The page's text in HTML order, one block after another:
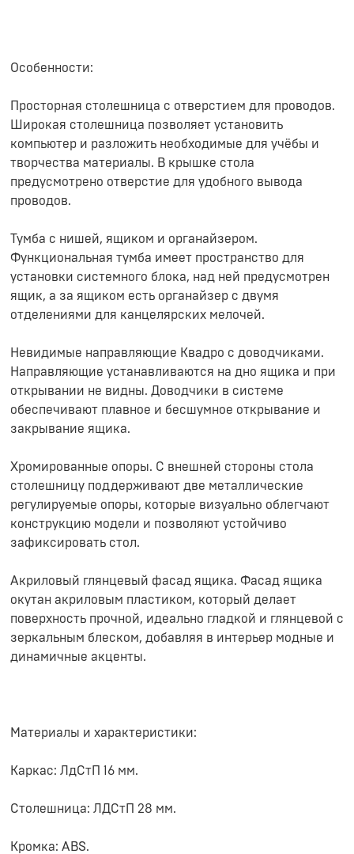
Особенности:
Просторная столешница с отверстием для проводов.
Широкая столешница позволяет установить
компьютер и разложить необходимые для учёбы и
творчества материалы. В крышке стола
предусмотрено отверстие для удобного вывода
проводов.
Тумба с нишей, ящиком и органайзером.
Функциональная тумба имеет пространство для
установки системного блока, над ней предусмотрен
ящик, а за ящиком есть органайзер с двумя
отделениями для канцелярских мелочей.
Невидимые направляющие Квадро с доводчиками.
Направляющие устанавливаются на дно ящика и при
открывании не видны. Доводчики в системе
обеспечивают плавное и бесшумное открывание и
закрывание ящика.
Хромированные опоры. С внешней стороны стола
столешницу поддерживают две металлические
регулируемые опоры, которые визуально облегчают
конструкцию модели и позволяют устойчиво
зафиксировать стол.
Акриловый глянцевый фасад ящика. Фасад ящика
окутан акриловым пластиком, который делает
поверхность прочной, идеально гладкой и глянцевой с
зеркальным блеском, добавляя в интерьер модные и
динамичные акценты.
Материалы и характеристики:
Каркас: ЛдСтП 16 мм.
Столешница: ЛДСтП 28 мм.
Кромка: ABS.